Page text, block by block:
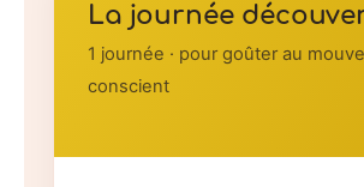
La journée
1 journée · pour goûter au
conscient